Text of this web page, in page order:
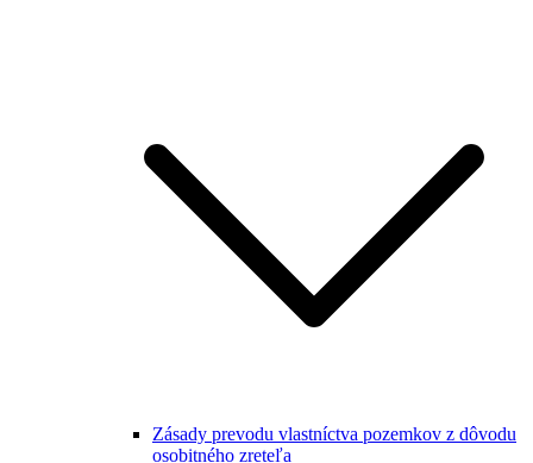
Zásady prevodu vlastníctva pozemkov z dôvodu
osobitného zreteľa